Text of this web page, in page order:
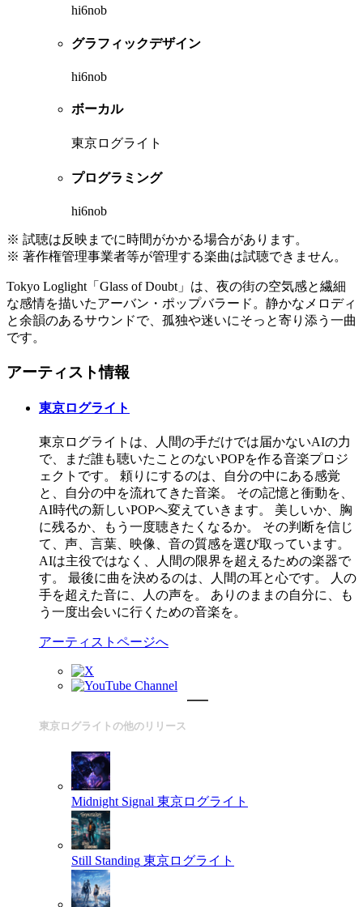
hi6nob
グラフィックデザイン
hi6nob
ボーカル
東京ログライト
プログラミング
hi6nob
※ 試聴は反映までに時間がかかる場合があります。
※ 著作権管理事業者等が管理する楽曲は試聴できません。
Tokyo Loglight「Glass of Doubt」は、夜の街の空気感と繊細
な感情を描いたアーバン・ポップバラード。静かなメロディ
と余韻のあるサウンドで、孤独や迷いにそっと寄り添う一曲
です。
アーティスト情報
東京ログライト
東京ログライトは、人間の手だけでは届かないAIの力
で、まだ誰も聴いたことのないPOPを作る音楽プロジ
ェクトです。 頼りにするのは、自分の中にある感覚
と、自分の中を流れてきた音楽。 その記憶と衝動を、
AI時代の新しいPOPへ変えていきます。 美しいか、胸
に残るか、もう一度聴きたくなるか。 その判断を信じ
て、声、言葉、映像、音の質感を選び取っています。
AIは主役ではなく、人間の限界を超えるための楽器で
す。 最後に曲を決めるのは、人間の耳と心です。 人の
手を超えた音に、人の声を。 ありのままの自分に、も
う一度出会いに行くための音楽を。
アーティストページへ
東京ログライトの他のリリース
Midnight Signal 東京ログライト
Still Standing 東京ログライト